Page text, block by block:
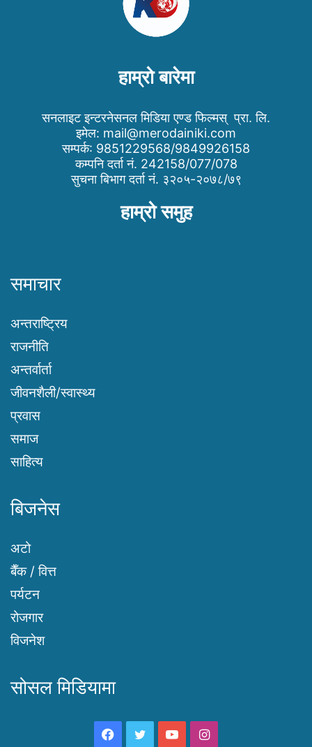
हाम्रो बारेमा
सनलाइट इन्टरनेसनल मिडिया एण्ड फिल्मस् प्रा. लि.
इमेल: mail@merodainiki.com
सम्पर्क: 9851229568/9849926158
कम्पनि दर्ता नं. 242158/077/078
सुचना बिभाग दर्ता नं. ३२०५-२०७८/७९
हाम्रो समुह
समाचार
अन्तराष्ट्रिय
राजनीति
अन्तर्वार्ता
जीवनशैली/स्वास्थ्य
प्रवास
समाज
साहित्य
बिजनेस
अटो
बैँक / वित्त
पर्यटन
रोजगार
विजनेश
सोसल मिडियामा
Facebook
TwitterYouTubeInstagram